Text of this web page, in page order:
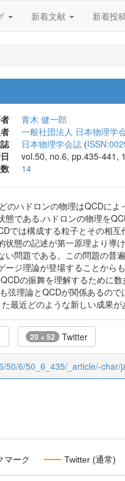
新着文献 新着投
青木 健一郎
一般社団法人 日本物理学
日本物理学会誌 (
vol.50, no.6, pp.435-441,
14
のハドロンの物理はQCDに
態である.ハドロンの物理を
では構成する粒子とその相
状態の記述が第一原理より導
い問題である。この問題の普
ージ理論が登場することから
の振舞を理解するために
弦理論とQCDが関係あるの
最近どのような新しい成果
20 + 52 Twitter
50/6/50_6_435/_article/-char/
マーク Twitter (通常)